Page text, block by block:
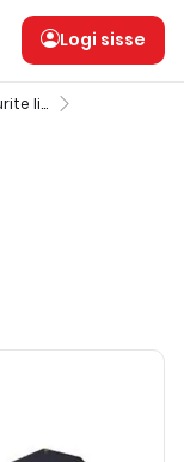
Logi sisse
Kompaktlaadurite lisavarustus